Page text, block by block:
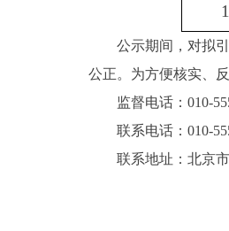
1
公示期间，对拟
公正。为方便核实、
监督电话：010-
联系电话：010-
联系地址：北京